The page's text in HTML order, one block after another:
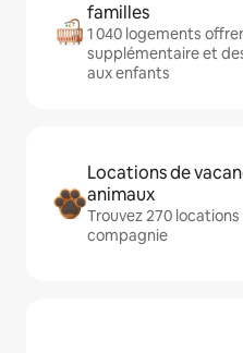
familles
1 040 logements
supplémentaire et
aux enfants
Locations de
animaux
Trouvez 270
compagnie